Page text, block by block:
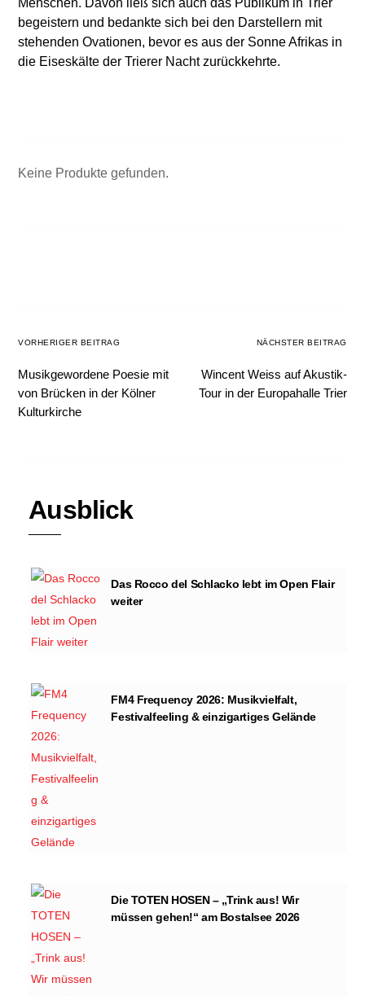
Menschen. Davon ließ sich auch das Publikum in Trier
begeistern und bedankte sich bei den Darstellern mit
stehenden Ovationen, bevor es aus der Sonne Afrikas in
die Eiseskälte der Trierer Nacht zurückkehrte.
Keine Produkte gefunden.
VORHERIGER BEITRAG
Musikgewordene Poesie mit
von Brücken in der Kölner
Kulturkirche
NÄCHSTER BEITRAG
Wincent Weiss auf Akustik-
Tour in der Europahalle Trier
Ausblick
Das Rocco del Schlacko lebt im Open Flair
weiter
FM4 Frequency 2026: Musikvielfalt,
Festivalfeeling & einzigartiges Gelände
Die TOTEN HOSEN – „Trink aus! Wir
müssen gehen!“ am Bostalsee 2026